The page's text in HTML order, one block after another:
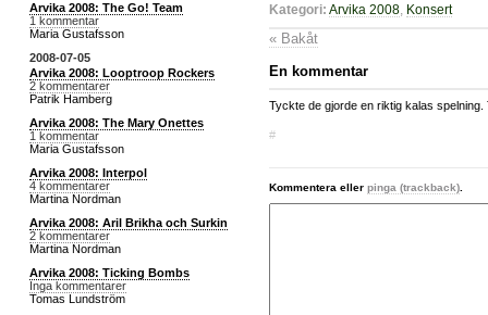
Arvika 2008: The Go! Team
1 kommentar
Maria Gustafsson
2008-07-05
Arvika 2008: Looptroop Rockers
2 kommentarer
Patrik Hamberg
Arvika 2008: The Mary Onettes
1 kommentar
Maria Gustafsson
Arvika 2008: Interpol
4 kommentarer
Martina Nordman
Arvika 2008: Aril Brikha och Surkin
2 kommentarer
Martina Nordman
Arvika 2008: Ticking Bombs
Inga kommentarer
Tomas Lundström
Kategori: Arvika 2008 Konsert
« Bakåt
En kommentar
Tyckte de gjorde en riktig kalas spelning.
#
Kommentera eller pinga (trackback).